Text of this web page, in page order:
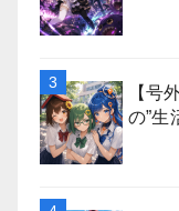
【号
の”生